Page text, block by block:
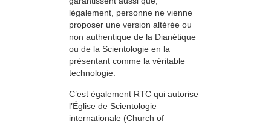
légalement, personne ne vienne
proposer une version altérée ou
non authentique de la Dianétique
ou de la Scientologie en la
présentant comme la véritable
technologie.
C’est également RTC qui autorise
l’Église de Scientologie
internationale (Church of